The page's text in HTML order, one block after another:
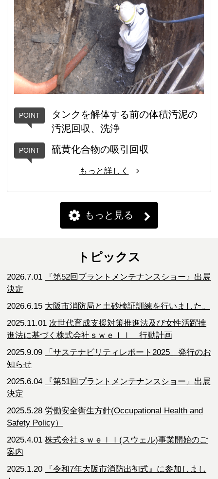
タンクを解体する前の体積汚泥の
汚泥回収、洗浄
硫黄化合物の吸引回収
もっと詳しく
もっと見る
トピックス
2026.7.01
『第52回プラントメンテナンスショー』出展
決定
2026.6.15 大阪市消防局と土砂検証訓練を行いました。
2025.11.01 次世代育成支援対策推進法及び女性活躍推
進法に基づく株式会社ｓｗｅｌｌ 行動計画
2025.9.09
「サステナビリティレポート2025」発行のお
知らせ
2025.6.04
『第51回プラントメンテナンスショー』出展
決定
2025.5.28 労働安全衛生方針(Occupational Health and
Safety Policy）
2025.4.01 株式会社ｓｗｅｌｌ(スウェル)事業開始のご
案内
2025.1.20
『令和7年大阪市消防出初式』に参加しまし